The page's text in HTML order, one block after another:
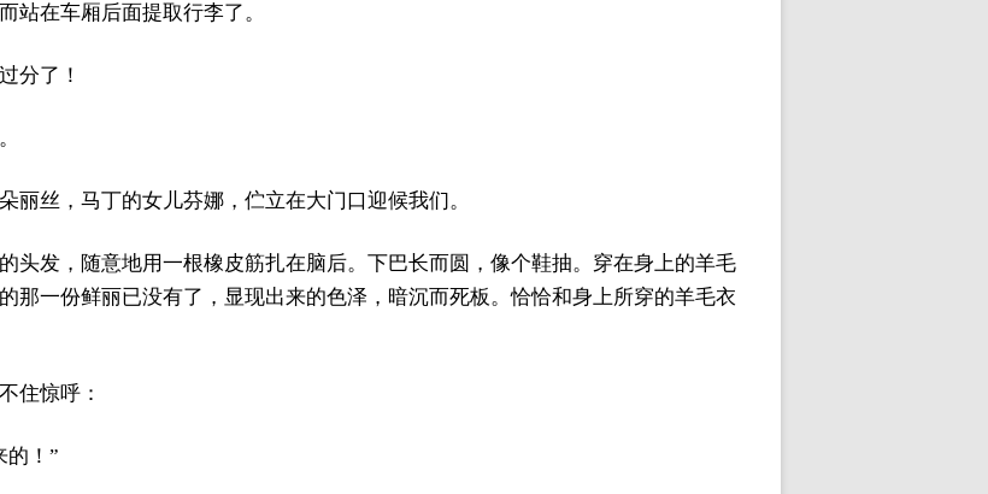
站在车厢后面提取行李了。
分了！
丽丝，马丁的女儿芬娜，伫立在大门口迎候我们。
头发，随意地用一根橡皮筋扎在脑后。下巴长而圆，像个鞋抽。穿在身上的羊毛
那一份鲜丽已没有了，显现出来的色泽，暗沉而死板。恰恰和身上所穿的羊毛衣
住惊呼：
的！”